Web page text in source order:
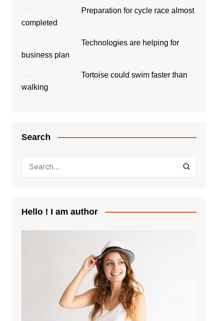
Preparation for cycle race almost
completed
Technologies are helping for
business plan
Tortoise could swim faster than
walking
Search
Hello ! I am author